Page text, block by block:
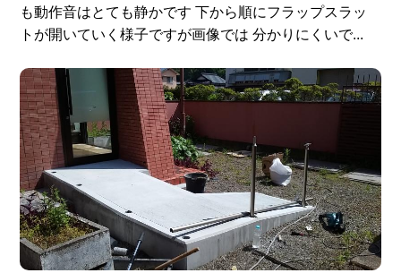
も動作音はとても静かです 下から順にフラップスラッ
トが開いていく様子ですが画像では 分かりにくいで...